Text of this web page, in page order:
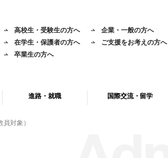
高校生・受験生の方へ
在学生・保護者の方へ
卒業生の方へ
企業・一般の方へ
ご支援をお考えの方へ
進路・就職 国際交流・留学
対象）